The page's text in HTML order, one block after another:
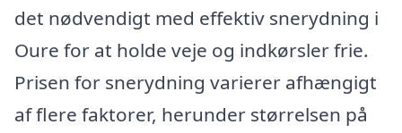
det nødvendigt med effektiv snerydning i
Oure for at holde veje og indkørsler frie.
Prisen for snerydning varierer afhængigt
af flere faktorer, herunder størrelsen på